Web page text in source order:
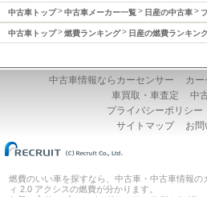
中古車トップ 中古車メーカー一覧 日産の中古車
中古車トップ 燃費ランキング 日産の燃費ランキン
中古車情報ならカーセンサー
カ
車買取・車査定
中
プライバシーポリシー
サイトマップ
お
燃費のいい車を探すなら、中古車・中古車情報
ィ 2.0 アクシスの燃費が分かります。